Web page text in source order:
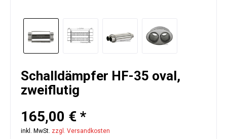
Schalldämpfer HF-35 oval,
zweiflutig
165,00 € *
inkl. MwSt. zzgl. Versandkosten